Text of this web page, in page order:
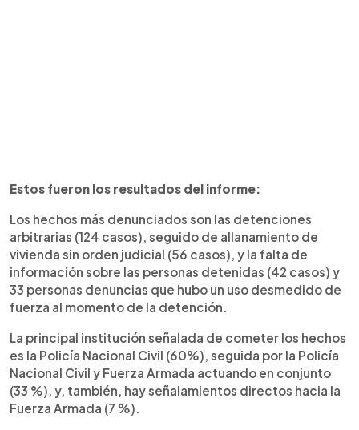
Estos fueron los resultados del informe:
Los hechos más denunciados son las detenciones
arbitrarias (124 casos), seguido de allanamiento de
vivienda sin orden judicial (56 casos), y la falta de
información sobre las personas detenidas (42 casos) y
33 personas denuncias que hubo un uso desmedido de
fuerza al momento de la detención.
La principal institución señalada de cometer los hechos
es la Policía Nacional Civil (60%), seguida por la Policía
Nacional Civil y Fuerza Armada actuando en conjunto
(33 %), y, también, hay señalamientos directos hacia la
Fuerza Armada (7 %).